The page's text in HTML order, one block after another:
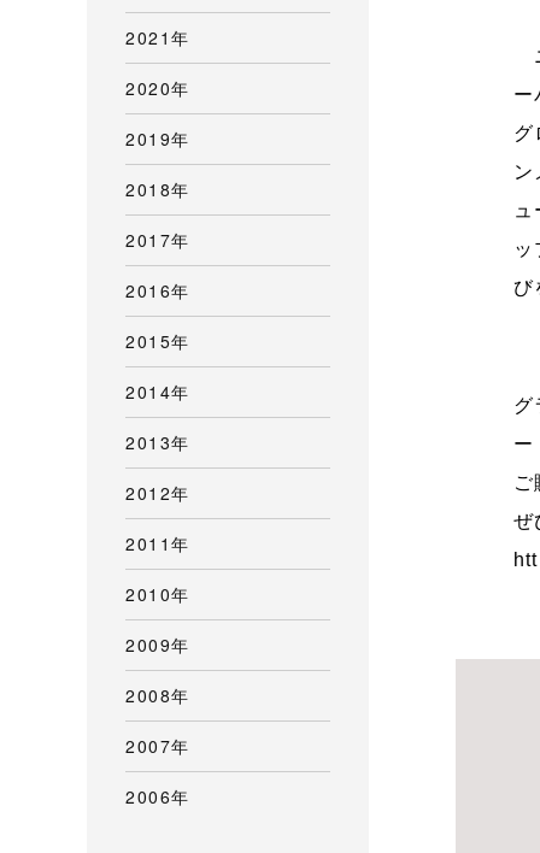
ー
グ
ン
び
グ
ー
ぜ
2021年
2020年
2019年
2018年
2017年
2016年
2015年
2014年
2013年
2012年
2011年
2010年
2009年
2008年
2007年
2006年